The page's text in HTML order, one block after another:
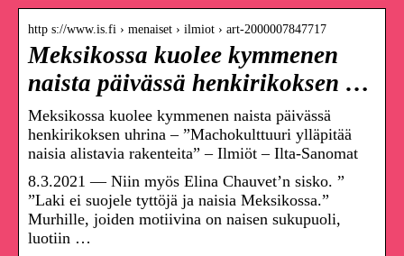
http s://www.is.fi › menaiset › ilmiot › art-2000007847717
Meksikossa kuolee kymmenen
naista päivässä henkirikoksen …
Meksikossa kuolee kymmenen naista päivässä
henkirikoksen uhrina – ”Machokulttuuri ylläpitää
naisia alistavia rakenteita” – Ilmiöt – Ilta-Sanomat
8.3.2021 — Niin myös Elina Chauvet’n sisko. ”
”Laki ei suojele tyttöjä ja naisia Meksikossa.”
Murhille, joiden motiivina on naisen sukupuoli,
luotiin …